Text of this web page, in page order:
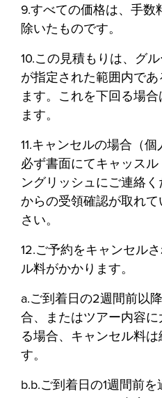
9.すべての価格は、手数
除いたものです。
10.この見積もりは、グ
が指定された範囲内で
ます。これを下回る場
ます。
11.キャンセルの場合（個
必ず書面にてキャッス
ングリッシュにご連絡
からの受領確認が取れ
さい。
12.ご予約をキャンセル
ル料がかかります。
a.ご到着日の2週間前以
合、またはツアー内容
る場合、キャンセル料
す。
b.b.ご到着日の1週間前